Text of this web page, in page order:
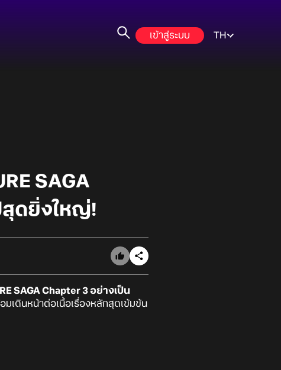
เข้าสู่ระบบ TH
SAGA
สุดยิ่งใหญ่!
SAGA Chapter 3 อย่างเป็น
เดินหน้าต่อเนื้อเรื่องหลักสุดเข้มข้น